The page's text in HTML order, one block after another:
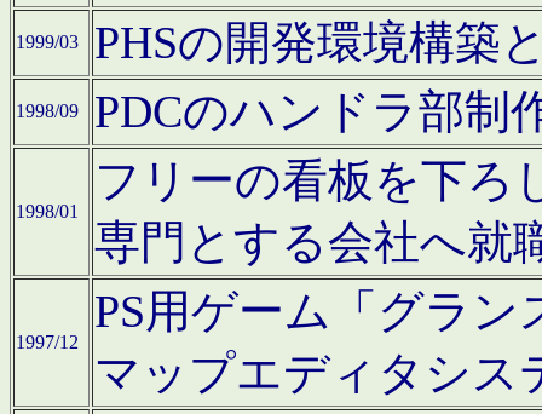
1999/03 PHSの開発環境構築
1998/09 PDCのハンドラ部制
1998/01
フリーの看板を下ろ
専門とする会社へ就
1997/12
PS用ゲーム「グラン
マップエディタシス